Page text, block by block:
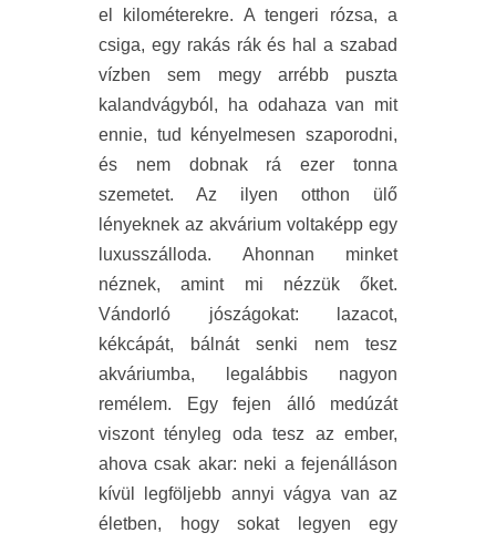
el kilométerekre. A tengeri rózsa, a
csiga, egy rakás rák és hal a szabad
vízben sem megy arrébb puszta
kalandvágyból, ha odahaza van mit
ennie, tud kényelmesen szaporodni,
és nem dobnak rá ezer tonna
szemetet. Az ilyen otthon ülő
lényeknek az akvárium voltaképp egy
luxusszálloda. Ahonnan minket
néznek, amint mi nézzük őket.
Vándorló jószágokat: lazacot,
kékcápát, bálnát senki nem tesz
akváriumba, legalábbis nagyon
remélem. Egy fejen álló medúzát
viszont tényleg oda tesz az ember,
ahova csak akar: neki a fejenálláson
kívül legföljebb annyi vágya van az
életben, hogy sokat legyen egy